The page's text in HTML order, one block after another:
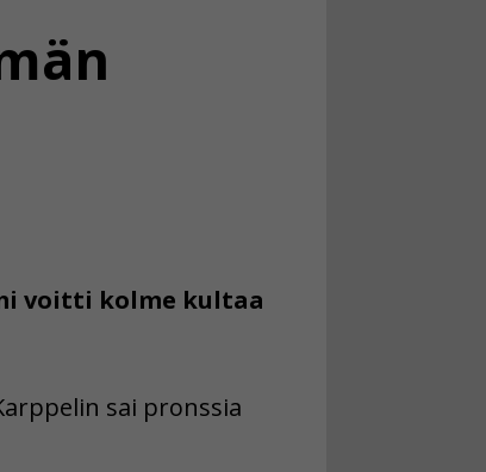
voitti kolme kultaa
sai pronssia